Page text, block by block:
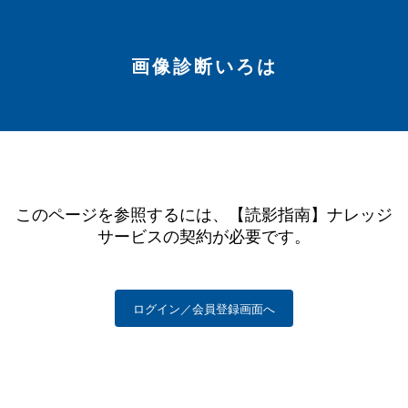
画像診断いろは
このページを参照するには、【読影指南】ナレッジ
サービスの契約が必要です。
ログイン／会員登録画面へ